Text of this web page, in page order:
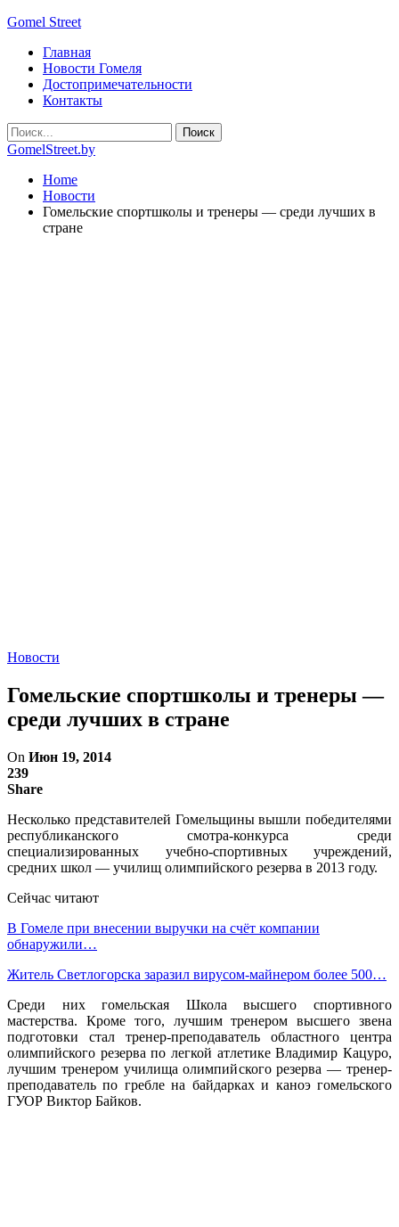
Gomel Street
Главная
Новости Гомеля
Достопримечательности
Контакты
GomelStreet.by
Home
Новости
Гомельские спортшколы и тренеры — среди лучших в
стране
Новости
Гомельские спортшколы и тренеры —
среди лучших в стране
On Июн 19, 2014
239
Share
Несколько представителей Гомельщины вышли победителями
республиканского смотра-конкурса среди
специализированных учебно-спортивных учреждений,
средних школ — училищ олимпийского резерва в 2013 году.
Сейчас читают
В Гомеле при внесении выручки на счёт компании
обнаружили…
Житель Светлогорска заразил вирусом-майнером более 500…
Среди них гомельская Школа высшего спортивного
мастерства. Кроме того, лучшим тренером высшего звена
подготовки стал тренер-преподаватель областного центра
олимпийского резерва по легкой атлетике Владимир Кацуро,
лучшим тренером училища олимпийского резерва — тренер-
преподаватель по гребле на байдарках и каноэ гомельского
ГУОР Виктор Байков.